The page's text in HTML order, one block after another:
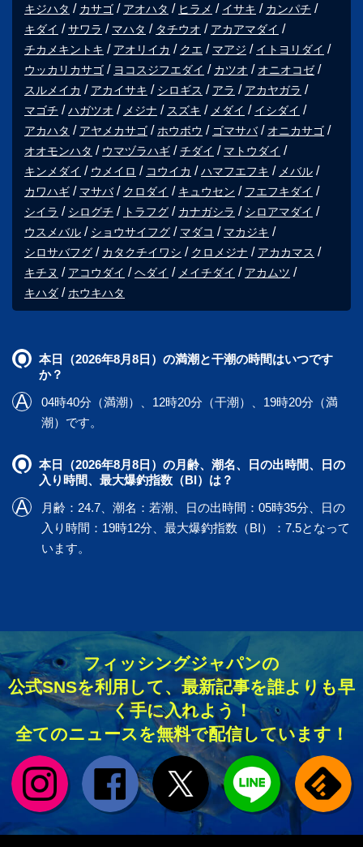
キジハタ カサゴ アオハタ ヒラメ イサキ
カンパチ
キダイ
サワラ マハタ タチウオ
アカアマダイ
チカメキントキ
アオリイカ クエ マアジ
イトヨリダイ
ウッカリカサゴ
ヨコスジフエダイ カツオ
オニオコゼ
スルメイカ
アカイサキ シロギス アラ
アカヤガラ
マゴチ
ハガツオ メジナ スズキ メダイ
イシダイ
アカハタ
アヤメカサゴ ホウボウ ゴマサバ
オニカサゴ
オオモンハタ
ウマヅラハギ チダイ
マトウダイ
キンメダイ
ウメイロ コウイカ ハマフエフキ
メバル
カワハギ
マサバ クロダイ キュウセン
フエフキダイ
シイラ
シログチ トラフグ カナガシラ
シロアマダイ
ウスメバル
ショウサイフグ マダコ
マカジキ
シロサバフグ
カタクチイワシ クロメジナ
アカカマス
キチヌ
アコウダイ ヘダイ メイチダイ
アカムツ
キハダ
ホウキハタ
本日（2026年8月8日）の満潮と干潮の時間はいつです
か？
04時40分（満潮）、12時20分（干潮）、19時20分（満
潮）です。
本日（2026年8月8日）の月齢、潮名、日の出時間、日の
入り時間、最大爆釣指数（BI）は？
月齢：24.7、潮名：若潮、日の出時間：05時35分、日の
入り時間：19時12分、最大爆釣指数（BI）：7.5となって
います。
フィッシングジャパンの
公式SNSを利用して、最新記事を誰よりも早
く手に入れよう！
全てのニュースを無料で配信しています！